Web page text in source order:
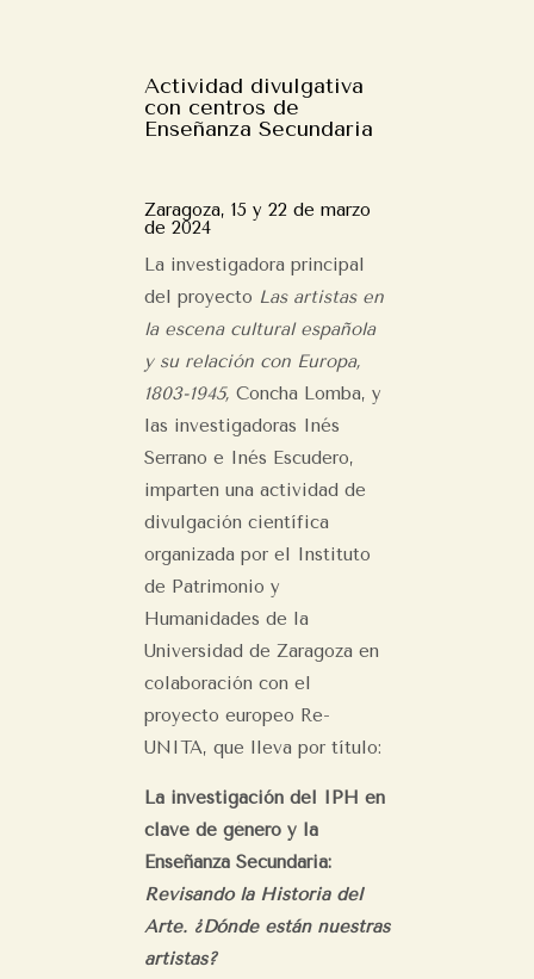
Actividad divulgativa
con centros de
Enseñanza Secundaria
Zaragoza, 15 y 22 de marzo
de 2024
La investigadora principal
del proyecto Las artistas en
la escena cultural española
y su relación con Europa,
1803-1945, Concha Lomba, y
las investigadoras Inés
Serrano e Inés Escudero,
imparten una actividad de
divulgación científica
organizada por el Instituto
de Patrimonio y
Humanidades de la
Universidad de Zaragoza en
colaboración con el
proyecto europeo Re-
UNITA, que lleva por título:
La investigación del IPH en
clave de género y la
Enseñanza Secundaria:
Revisando la Historia del
Arte. ¿Dónde están nuestras
artistas?